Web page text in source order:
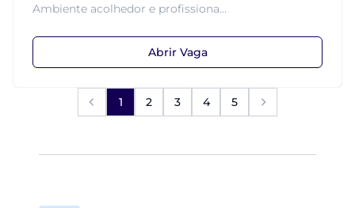
Ambiente acolhedor e profissiona...
Abrir Vaga
1 2 3 4 5